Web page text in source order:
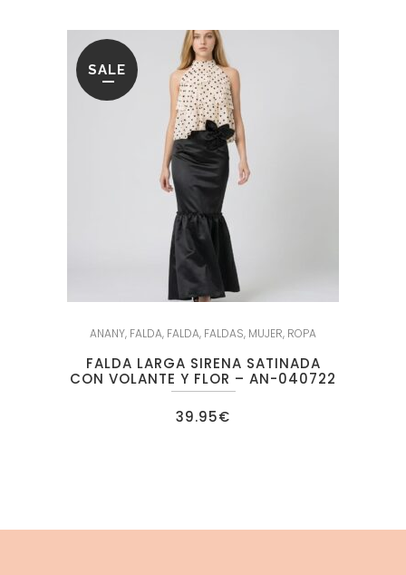
SALE
ANANY, FALDA, FALDA, FALDAS, MUJER, ROPA
FALDA LARGA SIRENA SATINADA
CON VOLANTE Y FLOR – AN-040722
39.95€